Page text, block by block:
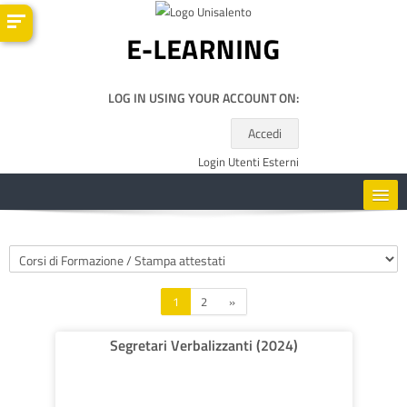
Skip to main content
LOG IN USING YOUR ACCOUNT ON:
Accedi
Login Utenti Esterni
Course categories
1 Page 1
2Page 2
»Next page
Segretari Verbalizzanti (2024)